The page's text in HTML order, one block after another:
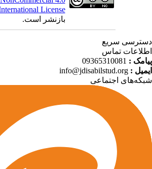
International License
بازنشر است.
سریع
تماس
:
09365310081
:
info@jdisabilstud.org
اجتماعی